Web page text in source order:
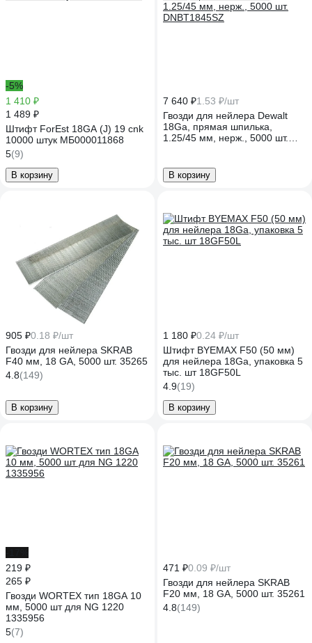
-5%
1 410 ₽
1 489 ₽
Штифт ForEst 18GA (J) 19 cnk
10000 штук МБ000011868
5(9)
В корзину
7 640 ₽1.53 ₽/шт
Гвозди для нейлера Dewalt
18Ga, прямая шпилька,
1.25/45 мм, нерж., 5000 шт.
В корзину
905 ₽0.18 ₽/шт
Гвозди для нейлера SKRAB
F40 мм, 18 GA, 5000 шт. 35265
4.8(149)
В корзину
1 180 ₽0.24 ₽/шт
Штифт BYEMAX F50 (50 мм)
для нейлера 18Ga, упаковка 5
тыс. шт 18GF50L
4.9(19)
В корзину
219 ₽
265 ₽
Гвозди WORTEX тип 18GA 10
мм, 5000 шт для NG 1220
1335956
5(7)
471 ₽0.09 ₽/шт
Гвозди для нейлера SKRAB
F20 мм, 18 GA, 5000 шт. 35261
4.8(149)